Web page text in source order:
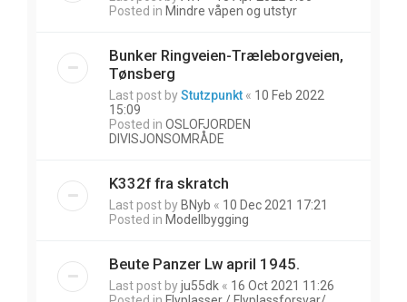
Posted in Mindre våpen og utstyr
Bunker Ringveien-Træleborgveien,
Tønsberg
Last post byStutzpunkt « 10 Feb 2022
15:09
Posted in OSLOFJORDEN
DIVISJONSOMRÅDE
K332f fra skratch
Last post by BNyb « 10 Dec 2021 17:21
Posted in Modellbygging
Beute Panzer Lw april 1945.
Last post byju55dk « 16 Oct 2021 11:26